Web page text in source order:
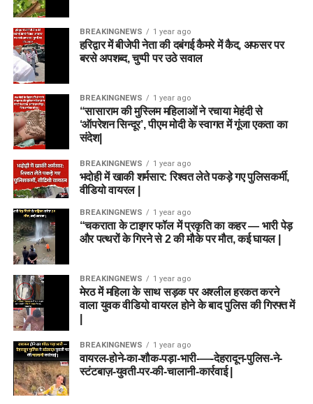
BREAKINGNEWS 1 year ago
हरिद्वार में बीजेपी नेता की दबंगई कैमरे में कैद, अफसर पर
बरसे अपशब्द, चुप्पी पर उठे सवाल
BREAKINGNEWS 1 year ago
“सासाराम की मुस्लिम महिलाओं ने रचाया मेहंदी से
‘ऑपरेशन सिन्दूर’, पीएम मोदी के स्वागत में गूंजा एकता का
संदेश|
BREAKINGNEWS 1 year ago
भदोही में खाकी शर्मसार: रिश्वत लेते पकड़े गए पुलिसकर्मी,
वीडियो वायरल |
BREAKINGNEWS 1 year ago
“चकराता के टाइगर फॉल में प्रकृति का कहर — भारी पेड़
और पत्थरों के गिरने से 2 की मौके पर मौत, कई घायल |
BREAKINGNEWS 1 year ago
मेरठ में महिला के साथ सड़क पर अश्लील हरकत करने
वाला युवक वीडियो वायरल होने के बाद पुलिस की गिरफ्त में
BREAKINGNEWS 1 year ago
वायरल-होने-का-शौक-पड़ा-भारी-—-देहरादून-पुलिस-ने-
स्टंटबाज़-युवती-पर-की-चालानी-कार्रवाई |